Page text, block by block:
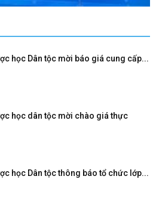
học Dân tộc mời báo giá cung cấp...
học dân tộc mời chào giá thực
học Dân tộc thông báo tổ chức lớp...